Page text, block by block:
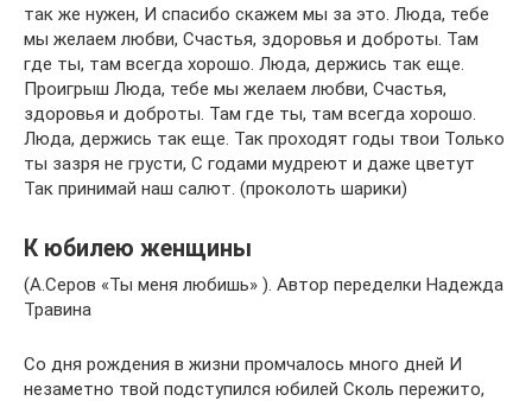
так же нужен, И спасибо скажем мы за это. Люда, тебе
мы жeлаем любви, Счастья, здоровья и доброты. Там
где ты, там всегда хорошо. Люда, держись так еще.
Проигрыш Люда, тебе мы жeлаем любви, Счастья,
здоровья и доброты. Там где ты, там всегда хорошо.
Люда, держись так еще. Так проходят годы твои Только
ты зазря не грусти, С годами мудреют и даже цветут
Так принимай наш салют. (проколоть шарики)
К юбилею женщины
(А.Серов «Ты меня любишь» ). Автор переделки Надежда
Травина
Со дня рождения в жизни промчалось много дней И
незаметно твой подступился юбилей Сколь пережито,